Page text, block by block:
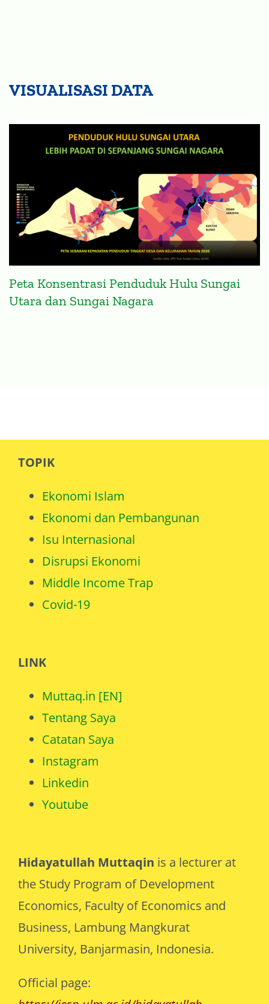
Peta Konsentrasi Penduduk Hulu Sungai
Utara dan Sungai Nagara
the Study Program of Development
Economics, Faculty of Economics and
Business, Lambung Mangkurat
University, Banjarmasin, Indonesia.
https://iesp.ulm.ac.id/hidayatullah-
TOPIK
Ekonomi dan Pembangunan
Isu Internasional
Disrupsi Ekonomi
Middle Income Trap
Covid-19
Tentang Saya
Catatan Saya
Instagram
Linkedin
Youtube